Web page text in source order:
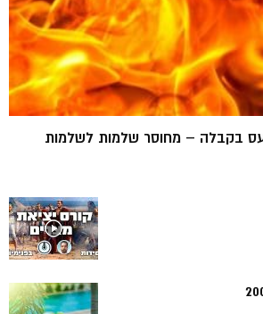
בקבלה – מחוסר שלמות לשלמות